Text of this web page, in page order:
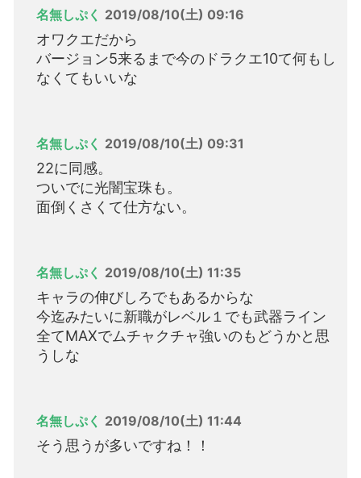
名無しぷく 2019/08/10(土) 09:16
オワクエだから
バージョン5来るまで今のドラクエ10て何もし
なくてもいいな
名無しぷく 2019/08/10(土) 09:31
22に同感。
ついでに光闇宝珠も。
面倒くさくて仕方ない。
名無しぷく 2019/08/10(土) 11:35
キャラの伸びしろでもあるからな
今迄みたいに新職がレベル１でも武器ライン
全てMAXでムチャクチャ強いのもどうかと思
うしな
名無しぷく 2019/08/10(土) 11:44
そう思うが多いですね！！